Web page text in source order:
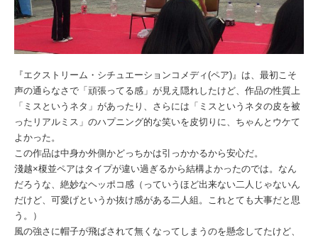
『エクストリーム・シチュエーションコメディ(ペア)』は、最初こそ
声の通らなさで「頑張ってる感」が見え隠れしたけど、作品の性質上
「ミスというネタ」があったり、さらには「ミスというネタの皮を被
ったリアルミス」のハプニング的な笑いを皮切りに、ちゃんとウケて
よかった。
この作品は中身か外側かどっちかは引っかかるから安心だ。
淺越×榎並ペアはタイプが違い過ぎるから結構よかったのでは。なん
だろうな、絶妙なヘッポコ感（っていうほど出来ない二人じゃないん
だけど、可愛げというか抜け感がある二人組。これとても大事だと思
う。）
風の強さに帽子が飛ばされて無くなってしまうのを懸念してたけど、